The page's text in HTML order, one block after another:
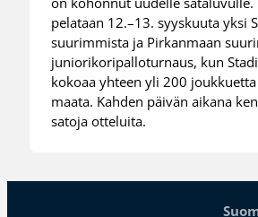
pelataan 12.–13. syyskuuta yksi
suurimmista ja Pirkanmaan
juniorikoripalloturnaus, kun
kokoaa yhteen yli 200
maata. Kahden päivän aikana
satoja otteluita.